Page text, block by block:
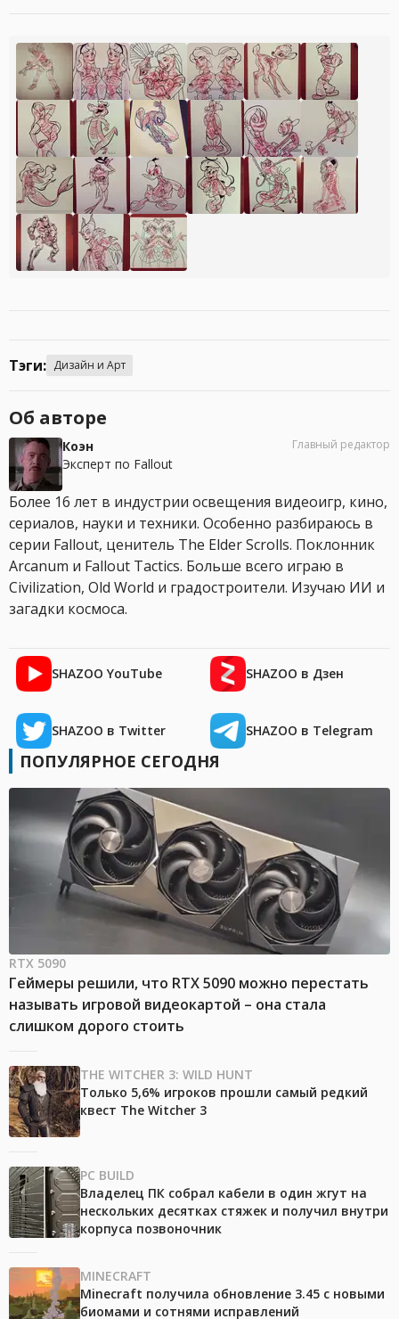
Тэги: Дизайн и Арт
Об авторе
Коэн
Эксперт по Fallout
Главный редактор
Более 16 лет в индустрии освещения видеоигр, кино,
сериалов, науки и техники. Особенно разбираюсь в
серии Fallout, ценитель The Elder Scrolls. Поклонник
Arcanum и Fallout Tactics. Больше всего играю в
Civilization, Old World и градостроители. Изучаю ИИ и
загадки космоса.
SHAZOO YouTube SHAZOO в Дзен
SHAZOO в Twitter SHAZOO в Telegram
ПОПУЛЯРНОЕ СЕГОДНЯ
RTX 5090
Геймеры решили, что RTX 5090 можно перестать
называть игровой видеокартой – она стала
слишком дорого стоить
THE WITCHER 3: WILD HUNT
Только 5,6% игроков прошли самый редкий
квест The Witcher 3
PC BUILD
Владелец ПК собрал кабели в один жгут на
нескольких десятках стяжек и получил внутри
корпуса позвоночник
MINECRAFT
Minecraft получила обновление 3.45 с новыми
биомами и сотнями исправлений